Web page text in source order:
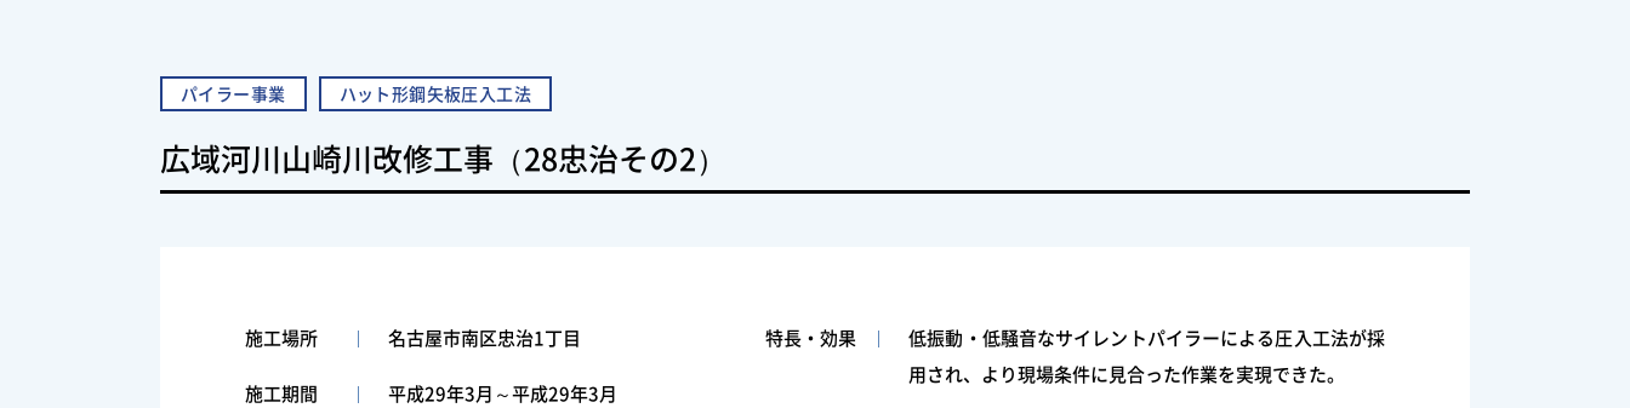
パイラー事業 ハット形鋼矢板圧入工法
広域河川山崎川改修工事（28忠治その2）
施工場所 名古屋市南区忠治1丁目
施工期間 平成29年3月～平成29年3月
特長・効果
低振動・低騒音なサイレントパイラーによる圧入工法が採
用され、より現場条件に見合った作業を実現できた。